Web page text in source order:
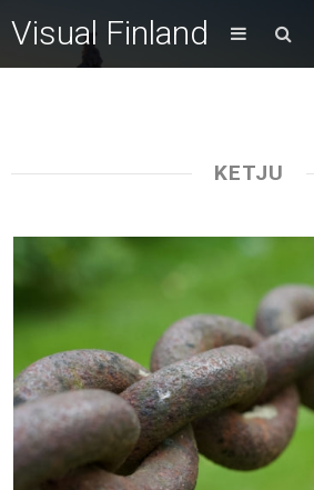
Visual Finland
KETJU